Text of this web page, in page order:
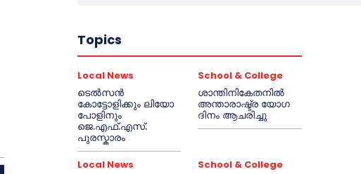
Topics
Local News
ടെൽസൻ
കോട്ടോളിക്കും ലിയോ
പോളിനും
ജെ.എഫ്.എസ്.
പുരസ്കാരം
School & College
ശാന്തിനികേതനിൽ
അന്താരാഷ്ട്ര യോഗ
ദിനം ആചരിച്ചു
Local News School & College